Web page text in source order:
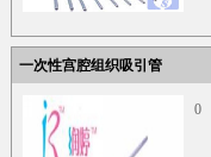
一次性宫腔组织吸引管
0